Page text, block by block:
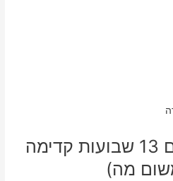
ימים 15–21: תזרים 13 שבועות קדימה
מה)